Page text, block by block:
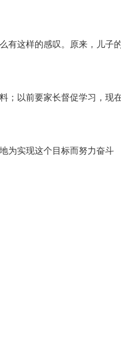
有这样的感叹。原来，儿子
；以前要家长督促学习，现
为实现这个目标而努力奋斗